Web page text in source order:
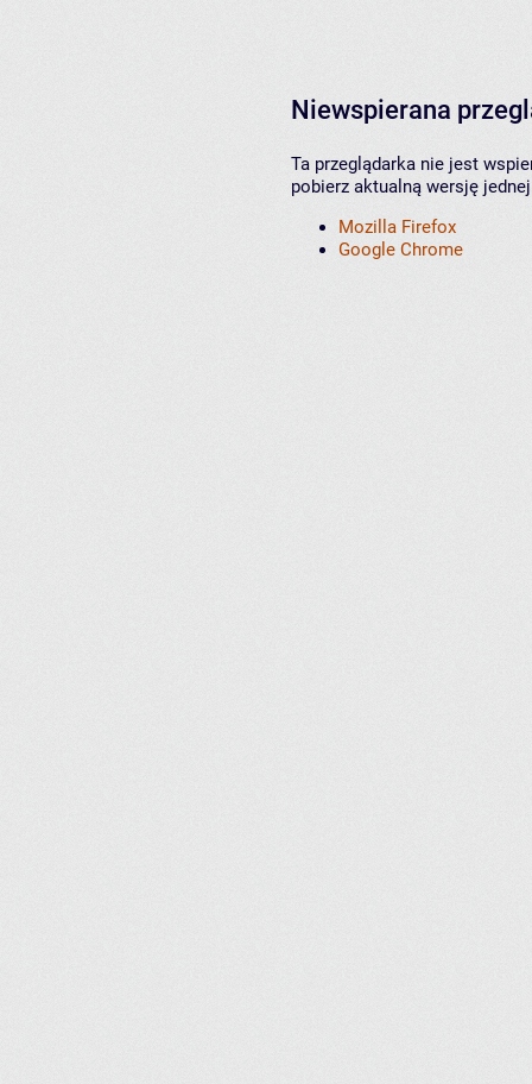
Niewspierana
Ta przeglądarka nie jest
pobierz aktualną wersję
Mozilla Firefox
Google Chrome